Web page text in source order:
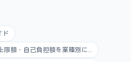
ド
額・自己負担額を業種別に...